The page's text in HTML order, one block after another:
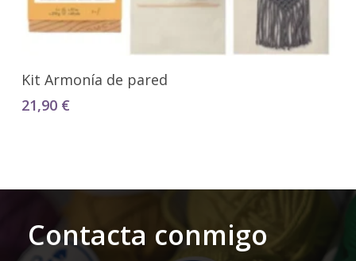
Añadir Al Carrito
Kit Armonía de pared
21,90 €
Contacta conmigo